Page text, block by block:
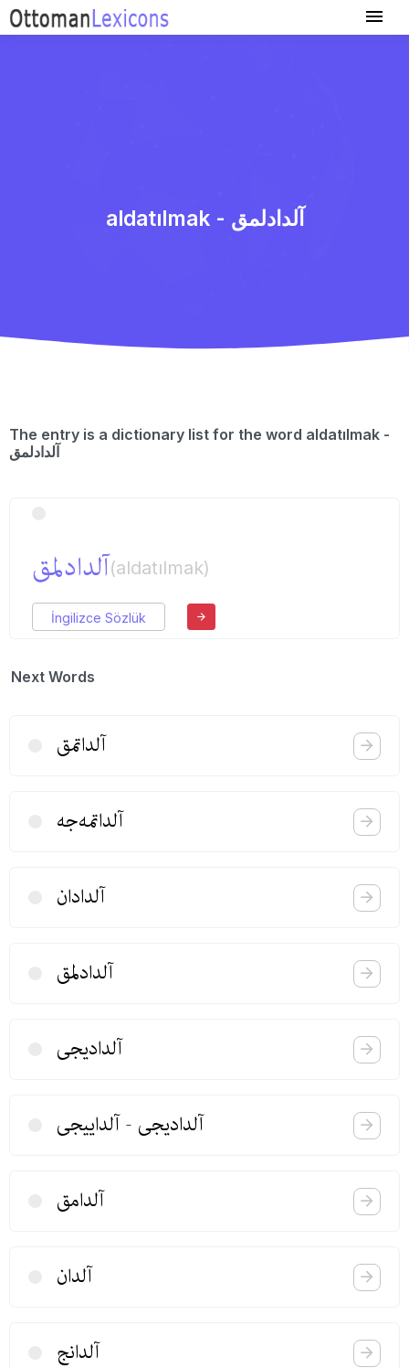
aldatılmak - آلدادلمق
The entry is a dictionary list for the word aldatılmak -
آلدادلمق
آلدادلمق(aldatılmak)
İngilizce Sözlük
Next Words
آلداتمق
آلداتمه‌جه
آلدادان
آلدادلمق
آلدادیجی
آلدادیجی - آلداییجی
آلدامق
آلدان
آلدانج